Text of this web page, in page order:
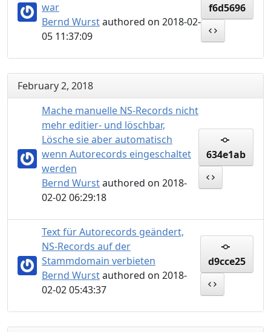
war
Bernd Wurstauthored on 2018-02-
05 11:37:09
f6d5696
February 2, 2018
Mache manuelle NS-Records nicht
mehr editier- und löschbar,
Lösche sie aber automatisch
wenn Autorecords eingeschaltet
werden
Bernd Wurstauthored on 2018-
02-02 06:29:18
634e1ab
Text für Autorecords geändert,
NS-Records auf der
Stammdomain verbieten
Bernd Wurstauthored on 2018-
02-02 05:43:37
d9cce25